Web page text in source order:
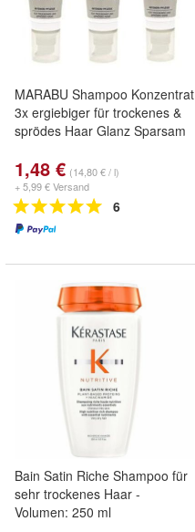
MARABU Shampoo Konzentrat
3x ergiebiger für trockenes &
sprödes Haar Glanz Sparsam
1,48 € (14,80 € / l)
+ 5,99 € Versand
6
Bain Satin Riche Shampoo für
sehr trockenes Haar -
Volumen: 250 ml